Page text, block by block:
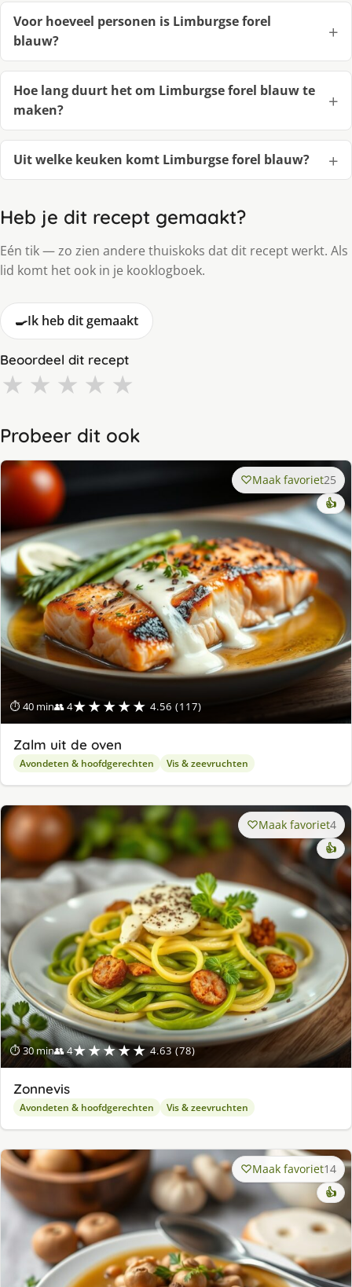
Voor hoeveel personen is Limburgse forel
blauw?
Hoe lang duurt het om Limburgse forel blauw te
maken?
Uit welke keuken komt Limburgse forel blauw?
Heb je dit recept gemaakt?
Eén tik — zo zien andere thuiskoks dat dit recept werkt. Als
lid komt het ook in je kooklogboek.
🍳Ik heb dit gemaakt
Beoordeel dit recept
★ ★ ★ ★ ★
Probeer dit ook
⏱ 40 min👥 4★★★★★ 4.56 (117)
Maak favoriet25
👍
Zalm uit de oven
Avondeten & hoofdgerechten Vis & zeevruchten
⏱ 30 min👥 4★★★★★ 4.63 (78)
Maak favoriet4
👍
Zonnevis
Avondeten & hoofdgerechten Vis & zeevruchten
Maak favoriet14
👍